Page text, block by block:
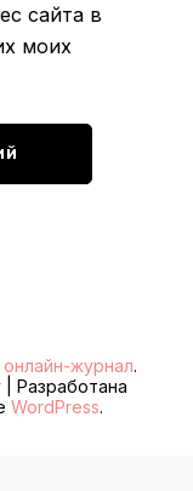
сайта в
моих
журнал.
| Разработана
WordPress.